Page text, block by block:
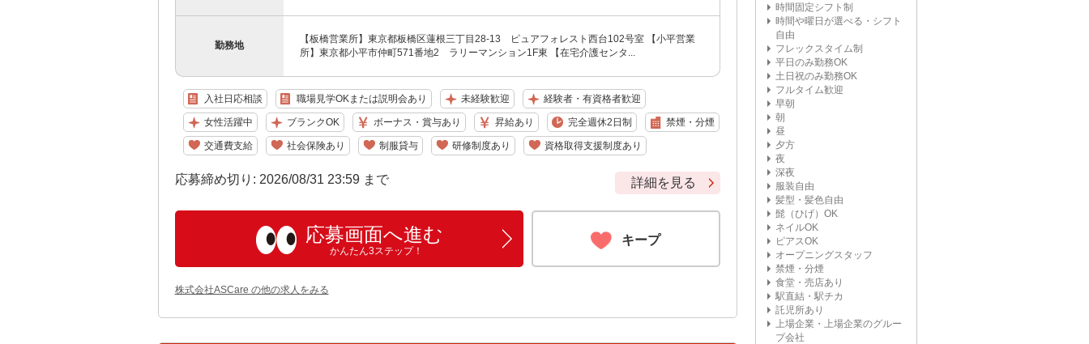
勤務地
【板橋営業所】東京都板橋区蓮根三丁目28-13 ピュアフォレスト西台102号室 【小平営業
所】東京都小平市仲町571番地2 ラリーマンション1F東 【在宅介護センタ...
入社日応相談 職場見学OKまたは説明会あり 未経験歓迎 経験者・有資格者歓迎
女性活躍中 ブランクOK ボーナス・賞与あり 昇給あり 完全週休2日制 禁煙・分煙
交通費支給 社会保険あり 制服貸与 研修制度あり 資格取得支援制度あり
応募締め切り: 2026/08/31 23:59 まで 詳細を見る
応募画面へ進む
かんたん3ステップ！
キープ
株式会社ASCare の他の求人をみる
時間固定シフト制
時間や曜日が選べる・シフト
自由
フレックスタイム制
平日のみ勤務OK
土日祝のみ勤務OK
フルタイム歓迎
早朝
朝
昼
夕方
夜
深夜
服装自由
髪型・髪色自由
髭（ひげ）OK
ネイルOK
ピアスOK
オープニングスタッフ
禁煙・分煙
食堂・売店あり
駅直結・駅チカ
託児所あり
上場企業・上場企業のグルー
プ会社